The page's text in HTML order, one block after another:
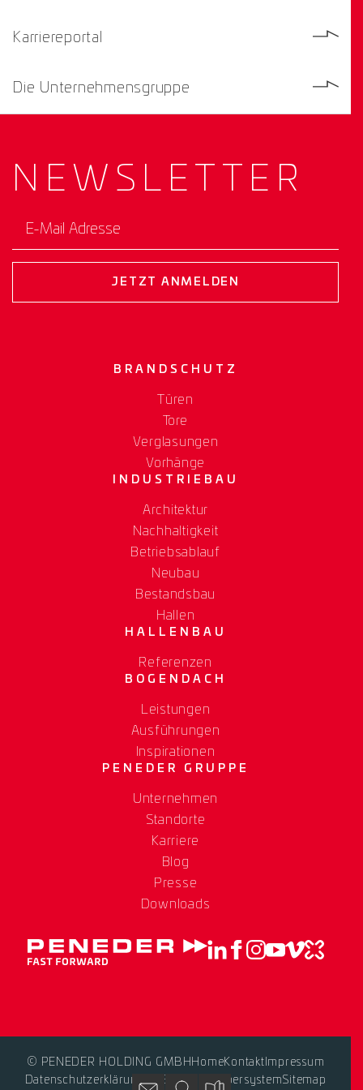
KontaktStandorte
Blog
Karriereportal
Die Unternehmensgruppe
NEWS­ LETTER
E-Mail Adresse
JETZT ANMELDEN
BRANDSCHUTZ
Türen
Tore
Verglasungen
Vorhänge
INDUSTRIEBAU
Architektur
Nachhaltigkeit
Betriebsablauf
Neubau
Bestandsbau
Hallen
HALLENBAU
Referenzen
BOGENDACH
Leistungen
Ausführungen
Inspirationen
PENEDER GRUPPE
Unternehmen
Standorte
Karriere
Blog
Presse
Downloads
© PENEDER HOLDING GMBHHomeKontakt Impressum
DatenschutzerklärungAGB HinweisgebersystemSitemap